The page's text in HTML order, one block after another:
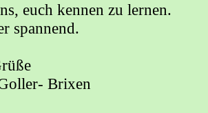
euch kennen zu lernen.
spannend.
Brixen